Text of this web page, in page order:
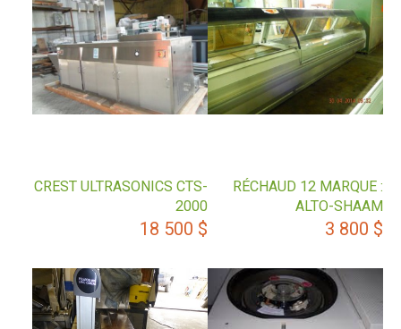
RÉCHAUD 12 MARQUE :
ALTO-SHAAM
3 800 $
CREST ULTRASONICS CTS-
2000
18 500 $